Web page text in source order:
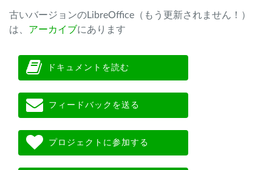
古いバージョンのLibreOffice（もう更新されません！）
は、 アーカイブにあります
ドキュメントを読む
フィードバックを送る
プロジェクトに参加する